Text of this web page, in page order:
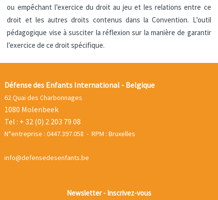
ou empêchant l’exercice du droit au jeu et les relations entre ce
droit et les autres droits contenus dans la Convention. L’outil
pédagogique vise à susciter la réflexion sur la manière de garantir
l’exercice de ce droit spécifique.
Défense des Enfants International - Belgique
62 Quai des Charbonnages
1080 Molenbeek
Tel : + 32 (0) 2 203 79 08
N°entreprise : 0447.397.058 - RPM : Bruxelles
info@defensedesenfants.be
Newsletter - Inscrivez-vous